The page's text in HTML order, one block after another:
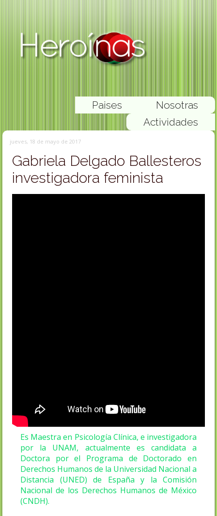
Nosotras
Paises
Actividades
jueves, 18 de mayo de 2017
Gabriela Delgado Ballesteros
investigadora feminista
Es Maestra en Psicología Clínica, e investigadora
por la UNAM, actualmente es candidata a
Doctora por el Programa de Doctorado en
Derechos Humanos de la Universidad Nacional a
Distancia (UNED) de España y la Comisión
Nacional de los Derechos Humanos de México
(CNDH).